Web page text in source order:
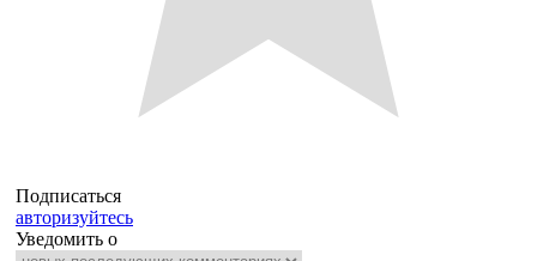
Подписаться
авторизуйтесь
Уведомить о